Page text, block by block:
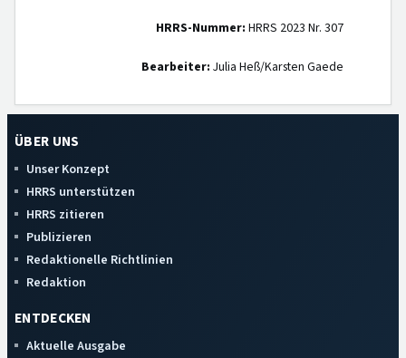
HRRS-Nummer: HRRS 2023 Nr. 307
Bearbeiter: Julia Heß/Karsten Gaede
ÜBER UNS
Unser Konzept
HRRS unterstützen
HRRS zitieren
Publizieren
Redaktionelle Richtlinien
Redaktion
ENTDECKEN
Aktuelle Ausgabe